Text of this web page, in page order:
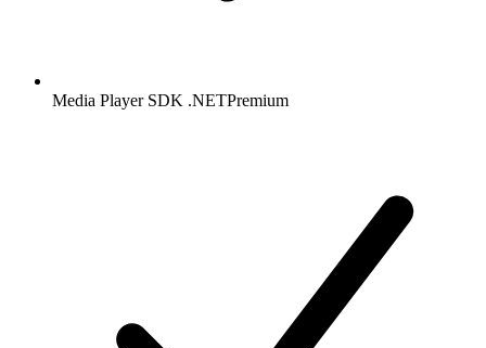
Media Player SDK .NETPremium